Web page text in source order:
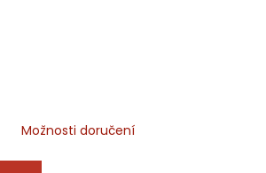
Možnosti doručení